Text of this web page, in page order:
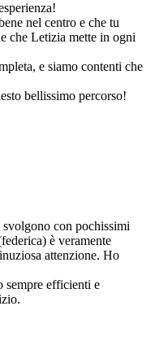
nel centro e che tu
che Letizia mette in ogni
e siamo contenti che
bellissimo percorso!
con pochissimi
è veramente
attenzione. Ho
sempre efficienti e